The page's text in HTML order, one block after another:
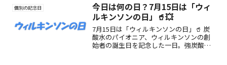
個別の記念日
今日は何の日？7月15日は「ウィ
ルキンソンの日」🥤💥
7月15日は「ウィルキンソンの日」🥤 炭
酸水のパイオニア、ウィルキンソンの創
始者の誕生日を記念した一日。強炭酸の